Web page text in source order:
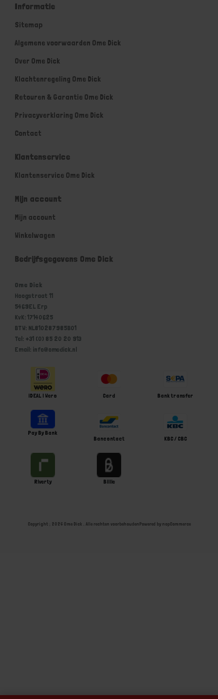
Informatie
Sitemap
Algemene voorwaarden Ome Dick
Over Ome Dick
Klachtenregeling Ome Dick
Retouren & Garantie Ome Dick
Privacyverklaring Ome Dick
Contact
Klantenservice
Klantenservice Ome Dick
Mijn account
Mijn account
Winkelwagen
Bedrijfsgegevens Ome Dick
Ome Dick
Hoogstraat 11
5469EL Erp
KvK: 17140625
BTW: NL810287985B01
Tel: +31 (0) 85 20 20 913
Email: info@omedick.nl
iDEAL | Wero Card Bank transfer
Pay By Bank
Bancontact
KBC / CBC
Riverty Billie
Copyright ; 2026 Ome Dick . Alle rechten voorbehoudenPowered by nopCommerce